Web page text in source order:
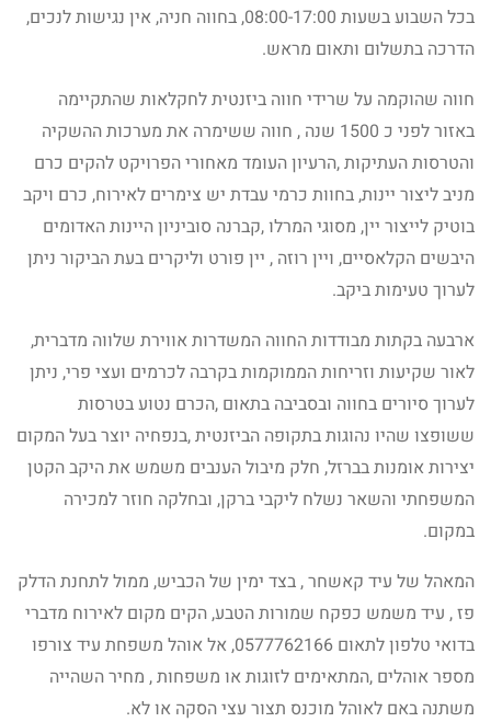
בכל השבוע בשעות 08:00-17:00, בחווה חניה, אין נגישות לנכים,
הדרכה בתשלום ותאום מראש.
חווה שהוקמה על שרידי חווה ביזנטית לחקלאות שהתקיימה
באזור לפני כ 1500 שנה , חווה ששימרה את מערכות ההשקיה
והטרסות העתיקות ,הרעיון העומד מאחורי הפרויקט להקים כרם
מניב ליצור יינות, בחוות כרמי עבדת יש צימרים לאירוח, כרם ויקב
בוטיק לייצור יין, מסוגי המרלו ,קברנה סוביניון היינות האדומים
היבשים הקלאסיים, ויין רוזה , יין פורט וליקרים בעת הביקור ניתן
לערוך טעימות ביקב.
ארבעה בקתות מבודדות החווה המשדרות אווירת שלווה מדברית,
לאור שקיעות וזריחות הממוקמות בקרבה לכרמים ועצי פרי, ניתן
לערוך סיורים בחווה ובסביבה בתאום ,הכרם נטוע בטרסות
ששופצו שהיו נהוגות בתקופה הביזנטית ,בנפחיה יוצר בעל המקום
יצירות אומנות בברזל, חלק מיבול הענבים משמש את היקב הקטן
המשפחתי והשאר נשלח ליקבי ברקן, ובחלקה חוזר למכירה
במקום.
המאהל של עיד קאשחר , בצד ימין של הכביש, ממול לתחנת הדלק
פז , עיד משמש כפקח שמורות הטבע, הקים מקום לאירוח מדברי
בדואי טלפון לתאום 0577762166, אל אוהל משפחת עיד צורפו
מספר אוהלים ,המתאימים לזוגות או משפחות , מחיר השהייה
משתנה באם לאוהל מוכנס תצור עצי הסקה או לא.